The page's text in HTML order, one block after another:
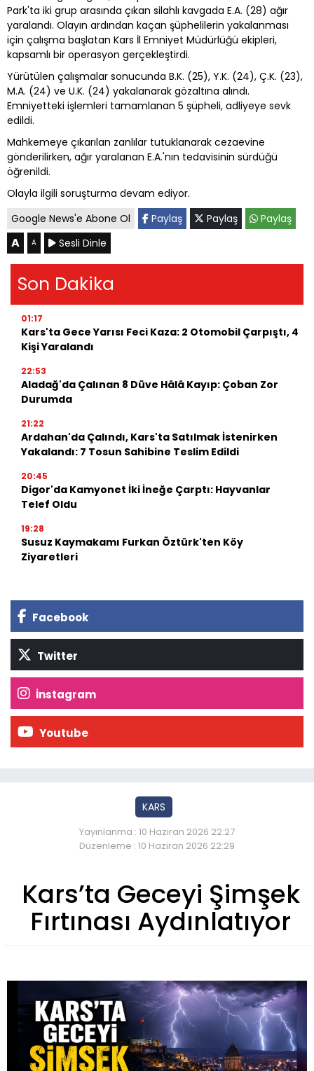
Park'ta iki grup arasında çıkan silahlı kavgada E.A. (28) ağır
yaralandı. Olayın ardından kaçan şüphelilerin yakalanması
için çalışma başlatan Kars İl Emniyet Müdürlüğü ekipleri,
kapsamlı bir operasyon gerçekleştirdi.
Yürütülen çalışmalar sonucunda B.K. (25), Y.K. (24), Ç.K. (23),
M.A. (24) ve U.K. (24) yakalanarak gözaltına alındı.
Emniyetteki işlemleri tamamlanan 5 şüpheli, adliyeye sevk
edildi.
Mahkemeye çıkarılan zanlılar tutuklanarak cezaevine
gönderilirken, ağır yaralanan E.A.'nın tedavisinin sürdüğü
öğrenildi.
Olayla ilgili soruşturma devam ediyor.
Google News'e Abone Ol
Paylaş Paylaş Paylaş
A A Sesli Dinle
Son Dakika
01:17
Kars'ta Gece Yarısı Feci Kaza: 2 Otomobil Çarpıştı, 4
Kişi Yaralandı
22:53
Aladağ'da Çalınan 8 Düve Hâlâ Kayıp: Çoban Zor
Durumda
21:22
Ardahan'da Çalındı, Kars'ta Satılmak İstenirken
Yakalandı: 7 Tosun Sahibine Teslim Edildi
20:45
Digor'da Kamyonet İki İneğe Çarptı: Hayvanlar
Telef Oldu
19:28
Susuz Kaymakamı Furkan Öztürk'ten Köy
Ziyaretleri
Facebook
Twitter
İnstagram
Youtube
KARS
Yayınlanma : 10 Haziran 2026 22:27
Düzenleme : 10 Haziran 2026 22:29
Kars’ta Geceyi Şimşek
Fırtınası Aydınlatıyor